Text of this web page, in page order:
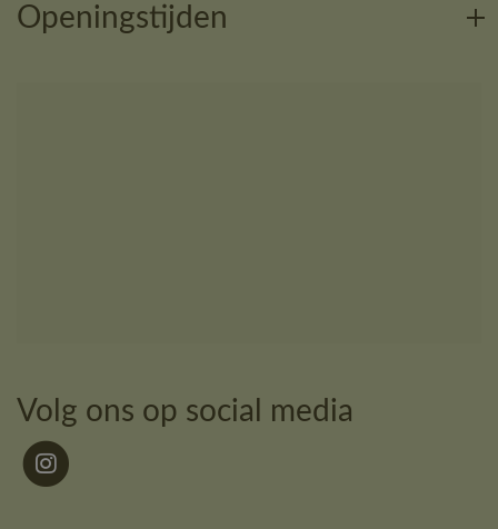
Openingstijden
Volg ons op social media